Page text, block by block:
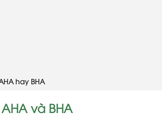
hay BHA
và BHA